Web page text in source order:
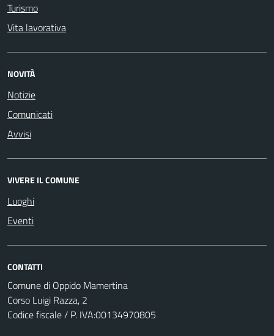
Turismo
Vita lavorativa
NOVITÀ
Notizie
Comunicati
Avvisi
VIVERE IL COMUNE
Luoghi
Eventi
CONTATTI
Comune di Oppido Mamertina
Corso Luigi Razza, 2
Codice fiscale / P. IVA:00134970805